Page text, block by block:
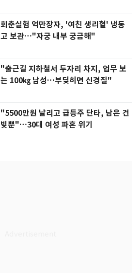
회춘실험 억만장자, '여친 생리혈' 냉동
고 보관…"자궁 내부 궁금해"
"출근길 지하철서 두자리 차지, 업무 보
는 100㎏ 남성…부딪히면 신경질"
"5500만원 날리고 급등주 단타, 남은 건
빚뿐"…30대 여성 파혼 위기